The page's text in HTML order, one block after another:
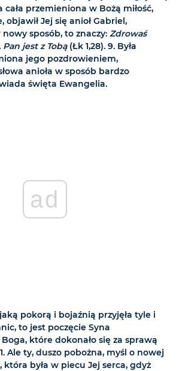
cała przemieniona w Bożą miłość,
objawił Jej się anioł Gabriel,
sposób, to znaczy: Zdrowaś
Pan jest z Tobą(Łk 1,28). 9. Była
jego pozdrowieniem,
anioła w sposób bardzo
święta Ewangelia.
ad
pokorą i bojaźnią przyjęła tyle i
to jest poczęcie Syna
które dokonało się za sprawą
Ale ty, duszo pobożna, myśl o nowej
która była w piecu Jej serca, gdyż